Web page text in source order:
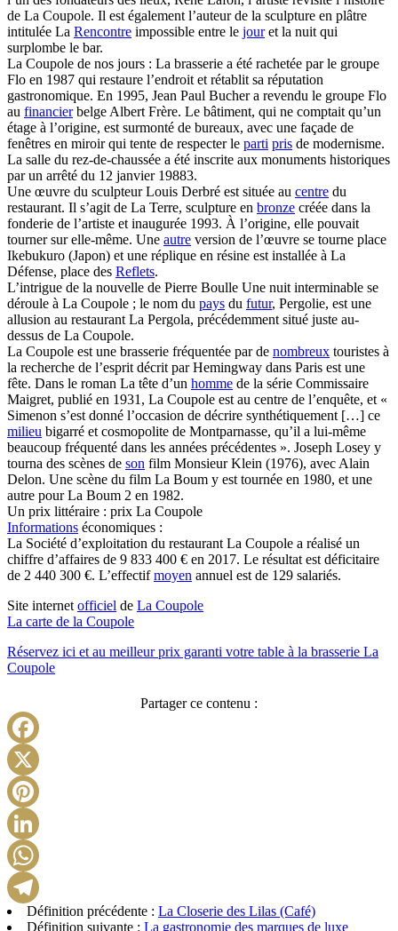
de La Coupole. Il est également l’auteur de la sculpture en plâtre
intitulée La Rencontre impossible entre le jouret la nuit qui
surplombe le bar.
La Coupole de nos jours : La brasserie a été rachetée par le groupe
Flo en 1987 qui restaure l’endroit et rétablit sa réputation
gastronomique. En 1995, Jean Paul Bucher a revendu le groupe Flo
au financierbelge Albert Frère. Le bâtiment, qui ne comptait qu’un
étage à l’origine, est surmonté de bureaux, avec une façade de
fenêtres en miroir qui tente de respecter le parti pris de modernisme.
La salle du rez-de-chaussée a été inscrite aux monuments historiques
par un arrêté du 12 janvier 19883.
Une œuvre du sculpteur Louis Derbré est située au centre du
restaurant. Il s’agit de La Terre, sculpture en bronze créée dans la
fonderie de l’artiste et inaugurée 1993. À l’origine, elle pouvait
tourner sur elle-même. Une autre version de l’œuvre se tourne place
Ikebukuro (Japon) et une réplique en résine est installée à La
Défense, place des Reflets.
L’intrigue de la nouvelle de Pierre Boulle Une nuit interminable se
déroule à La Coupole ; le nom du pays du futur, Pergolie, est une
allusion au restaurant La Pergola, précédemment situé juste au-
dessus de La Coupole.
La Coupole est une brasserie fréquentée par de nombreux touristes à
la recherche de l’esprit décrit par Hemingway dans Paris est une
fête. Dans le roman La tête d’un homme de la série Commissaire
Maigret, publié en 1931, La Coupole est au centre de l’enquête, et «
Simenon s’est donné l’occasion de décrire synthétiquement […] ce
milieu bigarré et cosmopolite de Montparnasse, qu’il a lui-même
beaucoup fréquenté dans les années précédentes ». Joseph Losey y
tourna des scènes de son film Monsieur Klein (1976), avec Alain
Delon. Une scène du film La Boum y est tournée en 1980, et une
autre pour La Boum 2 en 1982.
Un prix littéraire : prix La Coupole
Informations économiques :
La Société d’exploitation du restaurant La Coupole a réalisé un
chiffre d’affaires de 9 833 400 € en 2017. Le résultat est déficitaire
de 2 440 300 €. L’effectifmoyen annuel est de 129 salariés.
Site internet officiel de La Coupole
La carte de la Coupole
Réservez ici et au meilleur prix garanti votre table à la brasserie La
Coupole
Partager ce contenu :
Telegram
Définition précédente : La Closerie des Lilas (Café)
Définition suivante : La gastronomie des marques de luxe